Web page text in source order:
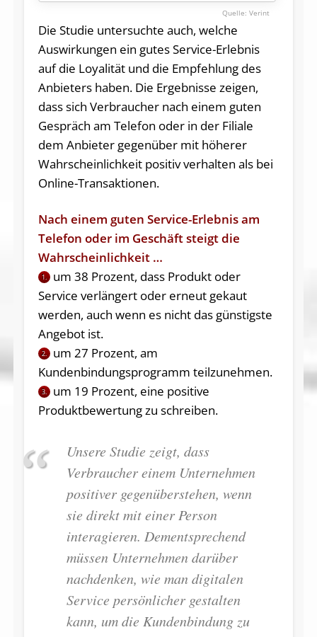
Verint
Die Studie untersuchte auch, welche
Auswirkungen ein gutes Service-Erlebnis
auf die Loyalität und die Empfehlung des
Anbieters haben. Die Ergebnisse zeigen,
dass sich Verbraucher nach einem guten
Gespräch am Telefon oder in der Filiale
dem Anbieter gegenüber mit höherer
Wahrscheinlichkeit positiv verhalten als bei
Online-Transaktionen.
Nach einem guten Service-Erlebnis am
Telefon oder im Geschäft steigt die
Wahrscheinlichkeit …
1.
um 38 Prozent, dass Produkt oder
Service verlängert oder erneut gekaut
werden, auch wenn es nicht das günstigste
Angebot ist.
2.
um 27 Prozent, am
Kundenbindungsprogramm teilzunehmen.
3.
um 19 Prozent, eine positive
Produktbewertung zu schreiben.
Unsere Studie zeigt, dass
Verbraucher einem Unternehmen
positiver gegenüberstehen, wenn
sie direkt mit einer Person
interagieren. Dementsprechend
müssen Unternehmen darüber
nachdenken, wie man digitalen
Service persönlicher gestalten
kann, um die Kundenbindung zu